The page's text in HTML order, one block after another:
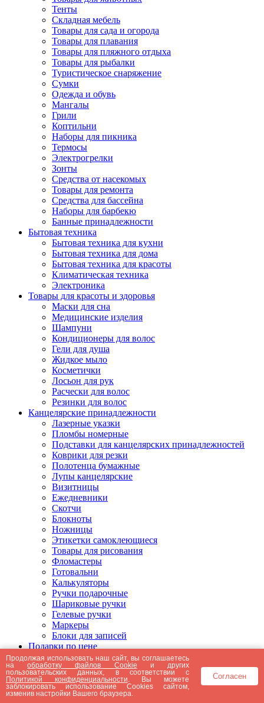
Тенты
Складная мебель
Товары для сада и огорода
Товары для плавания
Товары для пляжного отдыха
Товары для рыбалки
Туристическое снаряжение
Сумки
Одежда и обувь
Мангалы
Грили
Коптильни
Наборы для пикника
Термосы
Электрогрелки
Зонты
Средства от насекомых
Товары для ремонта
Средства для бассейна
Наборы для барбекю
Банные принадлежности
Бытовая техника
Бытовая техника для кухни
Бытовая техника для дома
Бытовая техника для красоты
Климатическая техника
Электроника
Товары для красоты и здоровья
Маски для сна
Медицинские изделия
Шампуни
Кондиционеры для волос
Гели для душа
Жидкое мыло
Косметички
Лосьон для рук
Расчески для волос
Резинки для волос
Канцелярские принадлежности
Лазерные указки
Пломбы номерные
Подставки для канцелярских принадлежностей
Коврики для резки
Полотенца бумажные
Лупы канцелярские
Визитницы
Ежедневники
Скотчи
Блокноты
Ножницы
Этикетки самоклеющиеся
Товары для рисования
Фломастеры
Готовальни
Калькуляторы
Ручки подарочные
Шариковые ручки
Гелевые ручки
Маркеры
Блоки для записей
Подарки по цене
Подарки от 5000 рублей
Подарки до 5000 рублей
Подарки до 3000 рублей
Подарки до 2000 рублей
Подарки до 1000 рублей
Продолжая использовать наш сайт, вы соглашаетесь
наобработку файлов Cookie и других
пользовательских данных, в соответствии с
Политикой конфиденциальности . Вы можете
заблокировать использование Cookies сайтом,
изменив настройки Вашего браузера.
Согласен